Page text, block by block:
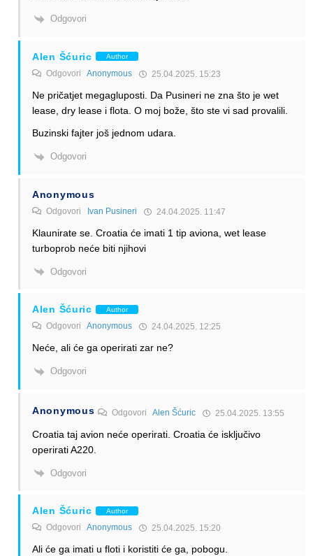
Odgovori
Alen Šćuric Author
Odgovori Anonymous 25.04.2025. 15:23
Ne pričatjet megagluposti. Da Pusineri ne zna što je wet
lease, dry lease i flota. O moj bože, što ste vi sad provalili.
Buzinski fajter još jednom udara.
Odgovori
Anonymous
Odgovori Ivan Pusineri 24.04.2025. 11:47
Klaunirate se. Croatia će imati 1 tip aviona, wet lease
turboprob neće biti njihovi
Odgovori
Alen Šćuric Author
Odgovori Anonymous 24.04.2025. 12:25
Neće, ali će ga operirati zar ne?
Odgovori
Anonymous OdgovoriAlen Šćuric 25.04.2025. 13:55
Croatia taj avion neće operirati. Croatia će isključivo
operirati A220.
Odgovori
Alen Šćuric Author
Odgovori Anonymous 25.04.2025. 15:20
Ali će ga imati u floti i koristiti će ga, pobogu.